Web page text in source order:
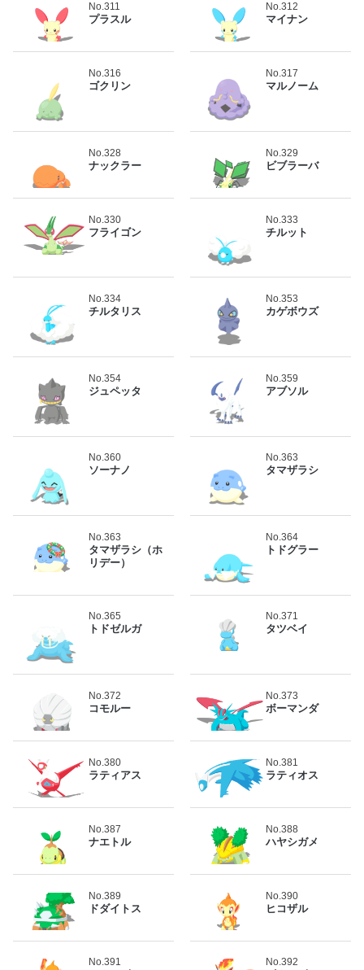
No.311
プラスル
No.312
マイナン
No.316
ゴクリン
No.317
マルノーム
No.328
ナックラー
No.329
ビブラーバ
No.330
フライゴン
No.333
チルット
No.334
チルタリス
No.353
カゲボウズ
No.354
ジュペッタ
No.359
アブソル
No.360
ソーナノ
No.363
タマザラシ
No.363
タマザラシ（ホ
リデー）
No.364
トドグラー
No.365
トドゼルガ
No.371
タツベイ
No.372
コモルー
No.373
ボーマンダ
No.380
ラティアス
No.381
ラティオス
No.387
ナエトル
No.388
ハヤシガメ
No.389
ドダイトス
No.390
ヒコザル
No.391 No.392